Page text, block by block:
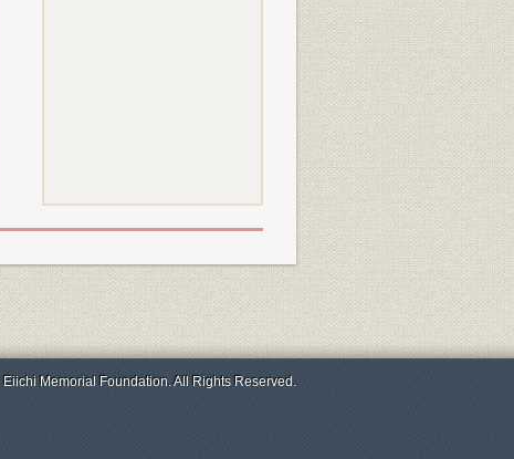
Memorial Foundation. All Rights Reserved.